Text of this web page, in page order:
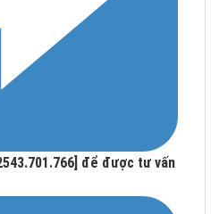
để được tư vấn